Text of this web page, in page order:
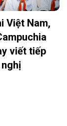
Việt Nam,
viết tiếp